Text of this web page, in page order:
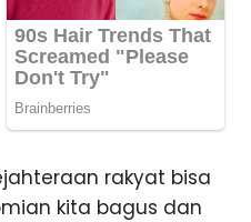
rakyat bisa
kita bagus dan